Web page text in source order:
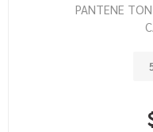
PANTENE